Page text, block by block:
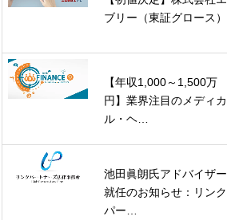
ブリー（東証グロース）
【年収1,000～1,500万
円】業界注目のメディカ
ル・ヘ…
池田眞朗氏アドバイザー
就任のお知らせ：リンク
パー…